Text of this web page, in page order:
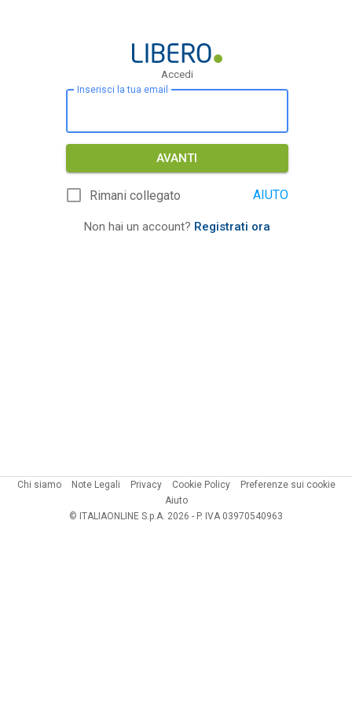
Accedi
Inserisci la tua email
AVANTI
Rimani collegato AIUTO
Non hai un account? Registrati ora
Chi siamo Note Legali Privacy Cookie Policy
Preferenze sui cookie
Aiuto
© ITALIAONLINE S.p.A. 2026 - P. IVA 03970540963